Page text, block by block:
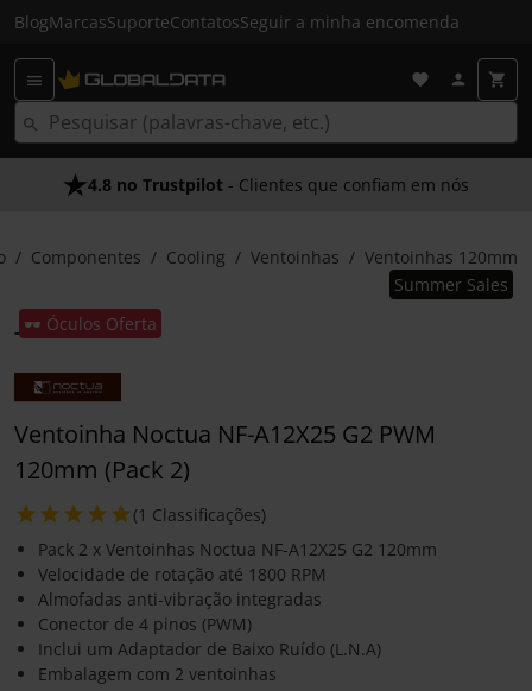
BlogMarcasSuporteContatosSeguir a minha encomenda
4.8 no Trustpilot - Clientes que confiam em nós
Componentes Cooling Ventoinhas Ventoinhas 120mm
🕶️ Óculos Oferta
Summer Sales
Ventoinha Noctua NF-A12X25 G2 PWM
120mm (Pack 2)
(1 Classificações)
Pack 2 x Ventoinhas Noctua NF-A12X25 G2 120mm
Velocidade de rotação até 1800 RPM
Almofadas anti-vibração integradas
Conector de 4 pinos (PWM)
Inclui um Adaptador de Baixo Ruído (L.N.A)
Embalagem com 2 ventoinhas